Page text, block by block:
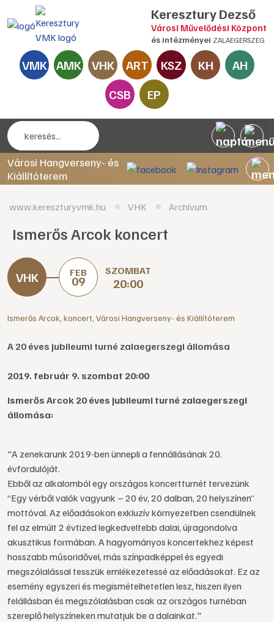
Keresztury Dezső
Városi Művelődési Központ
és intézményei ZALAEGERSZEG
VMK AMK VHK ART KSZ KH
AH
CSB
EP
Városi Hangverseny- és
Kiállítóterem
www.kereszturyvmk.hu VHK Archívum
Ismerős Arcok koncert
FEB
09
SZOMBAT
20:00
Ismerős Arcok koncert Városi Hangverseny- és Kiállítóterem
A 20 éves jubileumi turné zalaegerszegi állomása
2019. február 9. szombat 20:00
Ismerős Arcok 20 éves jubileumi turné zalaegerszegi
állomása:
"A zenekarunk 2019-ben ünnepli a fennállásának 20.
évfordulóját.
Ebből az alkalomból egy országos koncertturnét tervezünk
“Egy vérből valók vagyunk – 20 év, 20 dalban, 20 helyszínen”
mottóval. Az előadásokon exkluzív környezetben csendülnek
fel az elmúlt 2 évtized legkedveltebb dalai, újragondolva
akusztikus formában. A hagyományos koncertekhez képest
hosszabb műsoridővel, más színpadképpel és egyedi
megszólalással tesszük emlékezetessé az előadásokat. Ez az
esemény egyszeri és megismételhetetlen lesz, hiszen ilyen
felállásban és megszólalásban csak az országos turnéban
szereplő helyszíneken mutatjuk be a dalainkat."